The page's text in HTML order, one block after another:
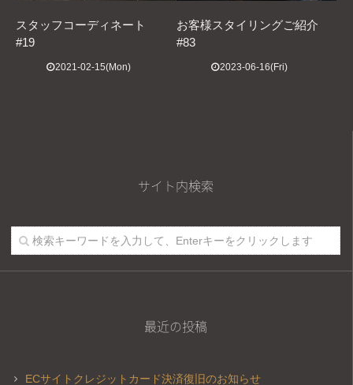
スタッフコーディネート
#19
2021-02-15(Mon)
お客様スタイリングご紹介
#83
2023-06-16(Fri)
サイト内検索
最近の投稿
ECサイトクレジットカード決済復旧のお知らせ